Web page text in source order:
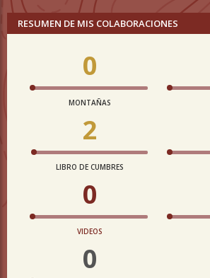
RESUMEN DE MIS COLABORACIONES
0
MONTAÑAS
2
LIBRO DE CUMBRES
0
VIDEOS
0